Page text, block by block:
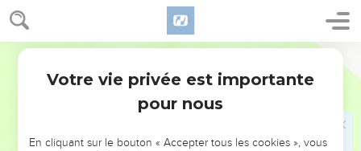
2 Chroniques 21
14 l'Eternel va frapper ton peuple, tes fils, tes femmes et tout
ce qui t'appartient d’un grand fléau.
auras une maladie des intestins qui s’aggravera de jour en
jour, au point que tes intestins sortiront de toi à cause de la
Et l'Eternel réveilla contre Joram l'esprit des Philistins et
Votre vie privée est importante
pour nous
En cliquant sur le bouton « Accepter tous les cookies », vous